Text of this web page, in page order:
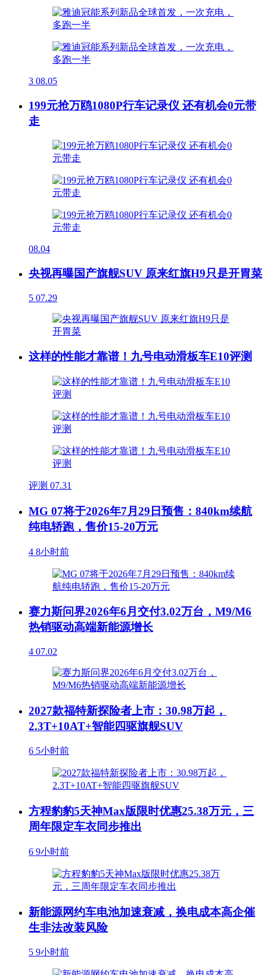
3 08.05
199元抢万鸥1080P行车记录仪 还有机会0元带
走
08.04
央视再曝国产旗舰SUV 原来红旗H9只是开胃菜
5 07.29
这样的性能才靠谱！九号电动滑板车E10评测
评测 07.31
MG 07将于2026年7月29日预售：840km续航
纯电轿跑，售价15-20万元
4 8小时前
赛力斯问界2026年6月交付3.02万台，M9/M6
热销驱动高端新能源增长
4 07.02
2027款福特新探险者上市：30.98万起，
2.3T+10AT+智能四驱旗舰SUV
6 5小时前
方程豹豹5天神Max版限时优惠25.38万元，三
周年限定车衣同步推出
6 9小时前
新能源网约车电池加速衰减，换电成本高企催
生非法改装风险
5 9小时前